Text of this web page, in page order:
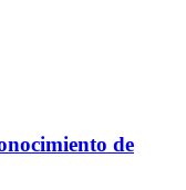
de